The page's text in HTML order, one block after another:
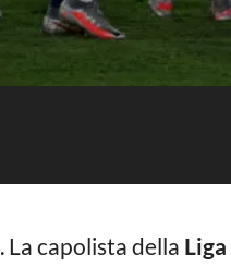
. La capolista della Liga